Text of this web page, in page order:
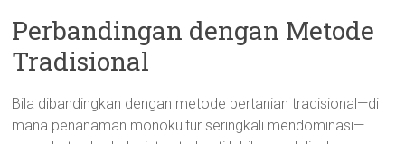
Perbandingan dengan Metode
Tradisional
Bila dibandingkan dengan metode pertanian tradisional—di
mana penanaman monokultur seringkali mendominasi—